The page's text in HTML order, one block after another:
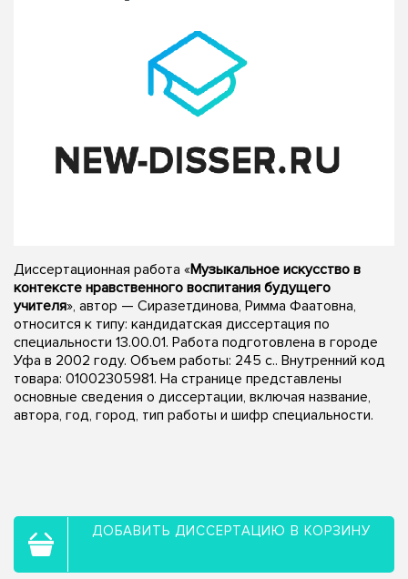
Диссертационная работа «Музыкальное искусство в
контексте нравственного воспитания будущего
учителя», автор — Сиразетдинова, Римма Фаатовна,
относится к типу: кандидатская диссертация по
специальности 13.00.01. Работа подготовлена в городе
Уфа в 2002 году. Объем работы: 245 с.. Внутренний код
товара: 01002305981. На странице представлены
основные сведения о диссертации, включая название,
автора, год, город, тип работы и шифр специальности.
ДОБАВИТЬ ДИССЕРТАЦИЮ В КОРЗИНУ